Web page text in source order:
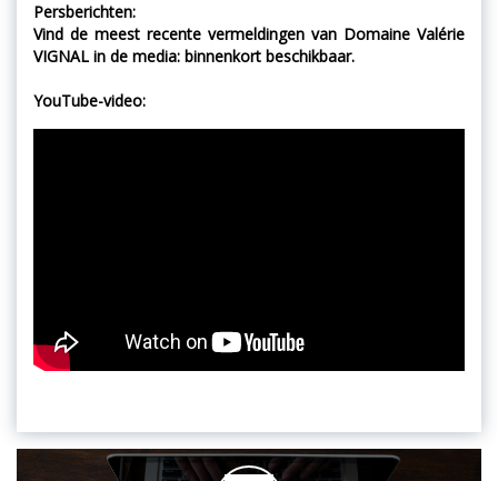
Persberichten:
Vind de meest recente vermeldingen van Domaine Valérie
VIGNAL in de media: binnenkort beschikbaar.
YouTube-video: